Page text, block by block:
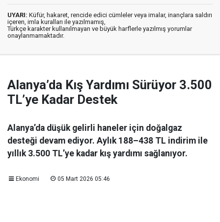
UYARI: Küfür, hakaret, rencide edici cümleler veya imalar, inançlara saldırı
içeren, imla kuralları ile yazılmamış,
Türkçe karakter kullanılmayan ve büyük harflerle yazılmış yorumlar
onaylanmamaktadır.
Alanya’da Kış Yardımı Sürüyor 3.500
TL’ye Kadar Destek
Alanya’da düşük gelirli haneler için doğalgaz
desteği devam ediyor. Aylık 188–438 TL indirim ile
yıllık 3.500 TL’ye kadar kış yardımı sağlanıyor.
Ekonomi 05 Mart 2026 05:46